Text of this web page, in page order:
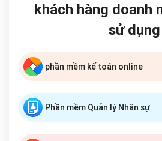
khách hàng doanh
sử dụng
phần mềm kế toán online
Phần mềm Quản lý Nhân sự